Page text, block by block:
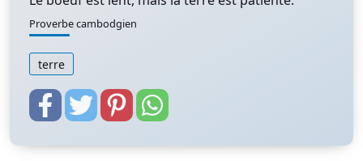
Proverbe cambodgien
terre